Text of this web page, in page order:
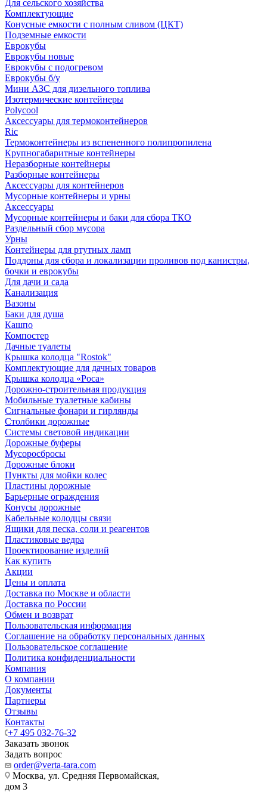
Для сельского хозяйства
Комплектующие
Конусные емкости с полным сливом (ЦКТ)
Подземные емкости
Еврокубы
Еврокубы новые
Еврокубы с подогревом
Еврокубы б/у
Мини АЗС для дизельного топлива
Изотермические контейнеры
Polycool
Аксессуары для термоконтейнеров
Ric
Термоконтейнеры из вспененного полипропилена
Крупногабаритные контейнеры
Неразборные контейнеры
Разборные контейнеры
Аксессуары для контейнеров
Мусорные контейнеры и урны
Аксессуары
Мусорные контейнеры и баки для сбора ТКО
Раздельный сбор мусора
Урны
Контейнеры для ртутных ламп
Поддоны для сбора и локализации проливов под канистры,
бочки и еврокубы
Для дачи и сада
Канализация
Вазоны
Баки для душа
Кашпо
Компостер
Дачные туалеты
Крышка колодца "Rostok"
Комплектующие для дачных товаров
Крышка колодца «Роса»
Дорожно-строительная продукция
Мобильные туалетные кабины
Сигнальные фонари и гирлянды
Столбики дорожные
Системы световой индикации
Дорожные буферы
Мусоросбросы
Дорожные блоки
Пункты для мойки колес
Пластины дорожные
Барьерные ограждения
Конусы дорожные
Кабельные колодцы связи
Ящики для песка, соли и реагентов
Пластиковые ведра
Проектирование изделий
Как купить
Акции
Цены и оплата
Доставка по Москве и области
Доставка по России
Обмен и возврат
Пользовательская информация
Соглашение на обработку персональных данных
Пользовательское соглашение
Политика конфиденциальности
Компания
О компании
Документы
Партнеры
Отзывы
Контакты
+7 495 032-76-32
Заказать звонок
Задать вопрос
order@verta-tara.com
Москва, ул. Средняя Первомайская,
дом 3